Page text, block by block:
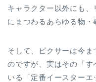
キャラクター以外にも
にまつわるあらゆる物・
そして、ピクサーは今
のですが、実はその「す
いる「定番イースターエ